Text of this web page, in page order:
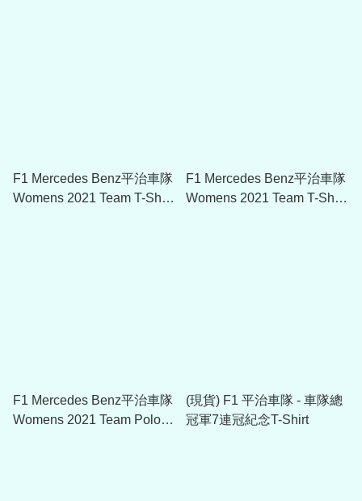
F1 Mercedes Benz平治車隊
Womens 2021 Team T-Shirt
F1 Mercedes Benz平治車隊
Womens 2021 Team T-Shirt
F1 Mercedes Benz平治車隊
Womens 2021 Team Polo -
(現貨) F1 平治車隊 - 車隊總
冠軍7連冠紀念T-Shirt